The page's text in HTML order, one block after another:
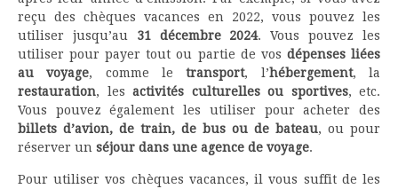
reçu des chèques vacances en 2022, vous pouvez les
utiliser jusqu’au 31 décembre 2024. Vous pouvez les
utiliser pour payer tout ou partie de vos dépenses liées
au voyage, comme letransport, l’hébergement, la
restauration, les activités culturelles ou sportives, etc.
Vous pouvez également les utiliser pour acheter des
billets d’avion, de train, de bus ou de bateau, ou pour
réserver un séjour dans une agence de voyage.
Pour utiliser vos chèques vacances, il vous suffit de les